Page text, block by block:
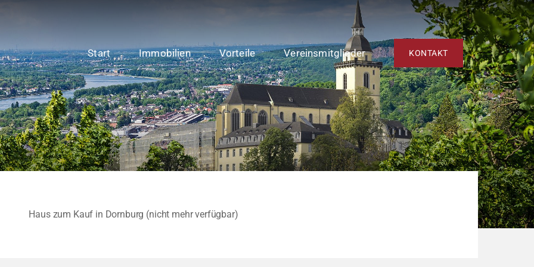
Start Immobilien Vorteile Vereinsmitglieder KONTAKT
Haus zum Kauf in Dornburg (nicht mehr verfügbar)